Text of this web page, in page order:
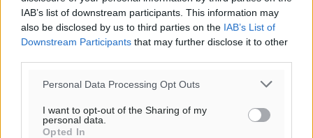
IAB’s list of downstream participants. This information may
also be disclosed by us to third parties on the IAB’s List of
Downstream Participants that may further disclose it to other
Personal Data Processing Opt Outs
I want to opt-out of the Sharing of my
personal data.
Opted In